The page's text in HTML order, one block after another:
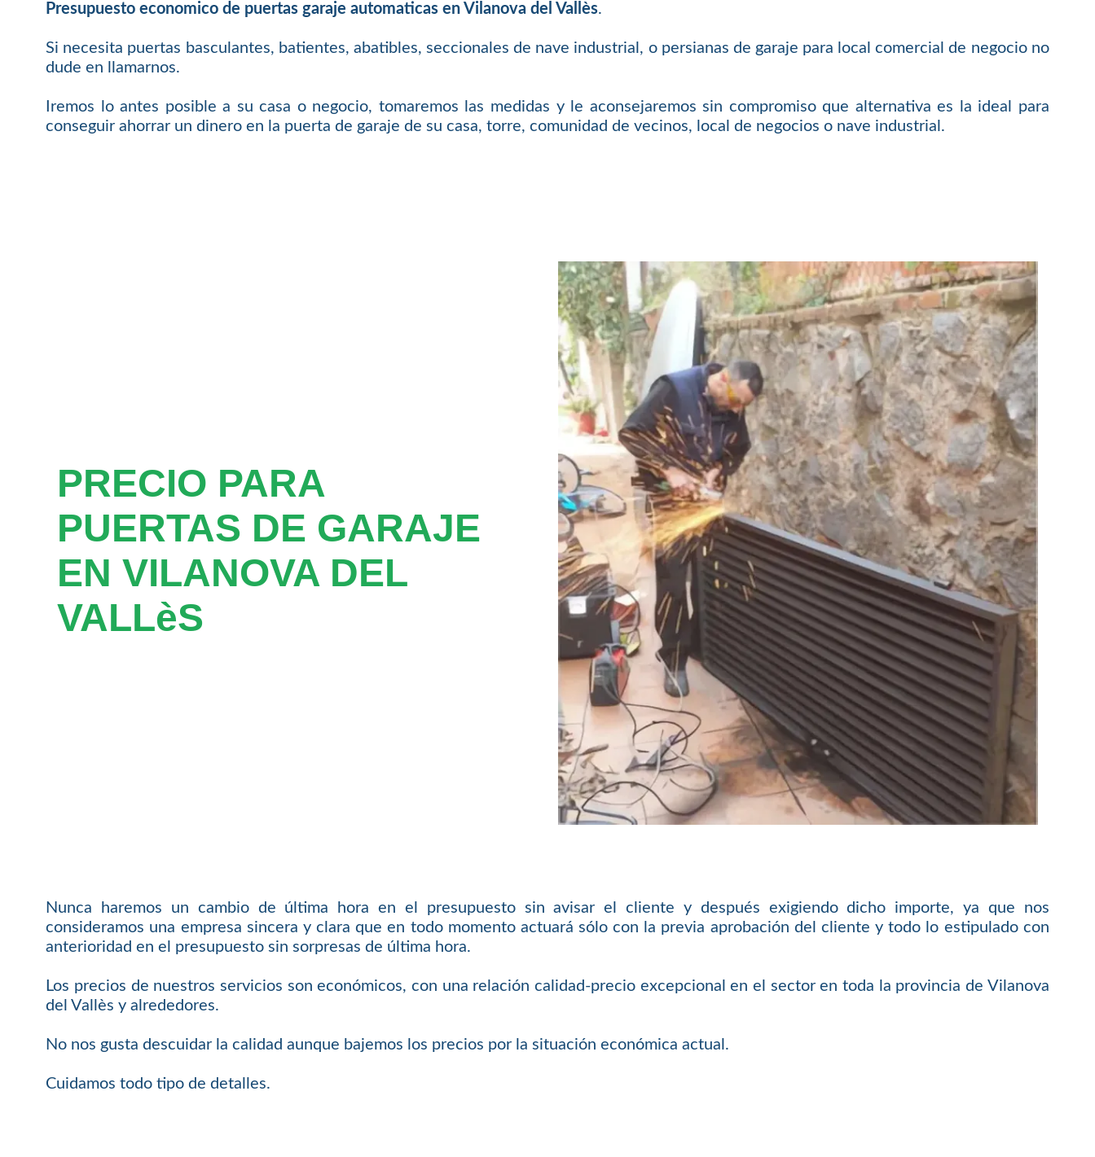
Presupuesto economico de puertas garaje automaticas en Vilanova del Vallès.
Si necesita puertas basculantes, batientes, abatibles, seccionales de nave industrial, o persianas de garaje para local comercial de negocio no
dude en llamarnos.
Iremos lo antes posible a su casa o negocio, tomaremos las medidas y le aconsejaremos sin compromiso que alternativa es la ideal para
conseguir ahorrar un dinero en la puerta de garaje de su casa, torre, comunidad de vecinos, local de negocios o nave industrial.
PRECIO PARA
PUERTAS DE GARAJE
EN VILANOVA DEL
VALLèS
Nunca haremos un cambio de última hora en el presupuesto sin avisar el cliente y después exigiendo dicho importe, ya que nos
consideramos una empresa sincera y clara que en todo momento actuará sólo con la previa aprobación del cliente y todo lo estipulado con
anterioridad en el presupuesto sin sorpresas de última hora.
Los precios de nuestros servicios son económicos, con una relación calidad-precio excepcional en el sector en toda la provincia de Vilanova
del Vallès y alrededores.
No nos gusta descuidar la calidad aunque bajemos los precios por la situación económica actual.
Cuidamos todo tipo de detalles.